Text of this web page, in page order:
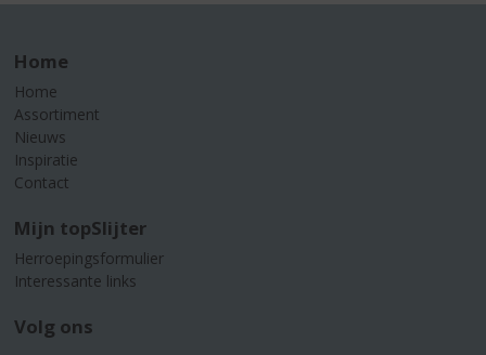
Home
Home
Assortiment
Nieuws
Inspiratie
Contact
Mijn topSlijter
Herroepingsformulier
Interessante links
Volg ons